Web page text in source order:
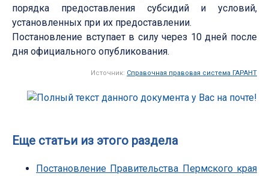
порядка предоставления субсидий и условий,
установленных при их предоставлении.
Постановление вступает в силу через 10 дней после
дня официального опубликования.
Источник: Справочная правовая система ГАРАНТ
Еще статьи из этого раздела
Постановление Правительства Пермского края